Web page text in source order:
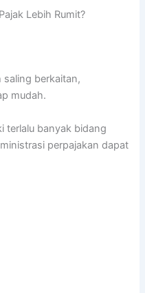
Lebih Rumit?
saling berkaitan,
mudah.
terlalu banyak bidang
perpajakan dapat